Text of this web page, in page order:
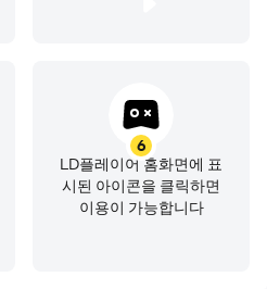
히든 오브젝트를 찾아보세요
리의 세계로 빠져들어 보세요
놀라게 됩니다
기대해 보세요!
6
LD플레이어 홈화면에 표
시된 아이콘을 클릭하면
이용이 가능합니다